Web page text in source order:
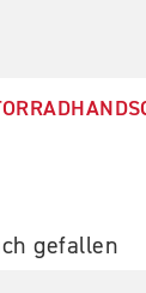
gefallen